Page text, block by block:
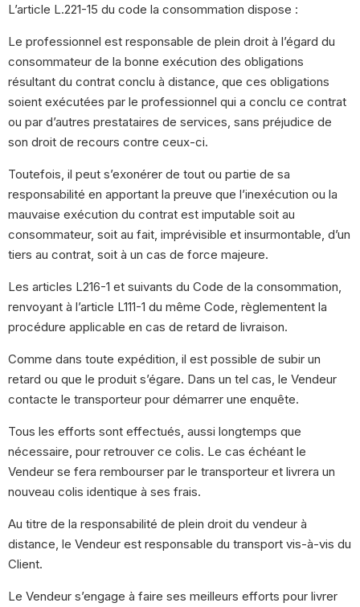
L’article L.221-15 du code la consommation dispose :
Le professionnel est responsable de plein droit à l’égard du
consommateur de la bonne exécution des obligations
résultant du contrat conclu à distance, que ces obligations
soient exécutées par le professionnel qui a conclu ce contrat
ou par d’autres prestataires de services, sans préjudice de
son droit de recours contre ceux-ci.
Toutefois, il peut s’exonérer de tout ou partie de sa
responsabilité en apportant la preuve que l’inexécution ou la
mauvaise exécution du contrat est imputable soit au
consommateur, soit au fait, imprévisible et insurmontable, d’un
tiers au contrat, soit à un cas de force majeure.
Les articles L216-1 et suivants du Code de la consommation,
renvoyant à l’article L111-1 du même Code, règlementent la
procédure applicable en cas de retard de livraison.
Comme dans toute expédition, il est possible de subir un
retard ou que le produit s’égare. Dans un tel cas, le Vendeur
contacte le transporteur pour démarrer une enquête.
Tous les efforts sont effectués, aussi longtemps que
nécessaire, pour retrouver ce colis. Le cas échéant le
Vendeur se fera rembourser par le transporteur et livrera un
nouveau colis identique à ses frais.
Au titre de la responsabilité de plein droit du vendeur à
distance, le Vendeur est responsable du transport vis-à-vis du
Client.
Le Vendeur s’engage à faire ses meilleurs efforts pour livrer